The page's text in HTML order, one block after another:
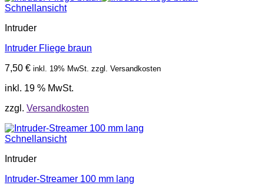
Schnellansicht
Intruder
Intruder Fliege braun
7,50 € inkl. 19% MwSt. zzgl. Versandkosten
inkl. 19 % MwSt.
zzgl. Versandkosten
Schnellansicht
Intruder
Intruder-Streamer 100 mm lang